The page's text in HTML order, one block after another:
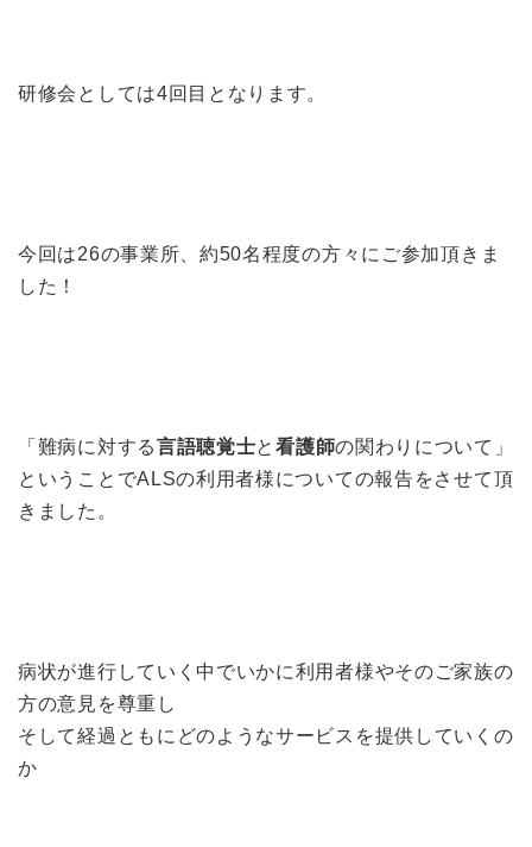
研修会としては4回目となります。
今回は26の事業所、約50名程度の方々にご参加頂きま
した！
「難病に対する言語聴覚士と看護師の関わりについて」
ということでALSの利用者様についての報告をさせて頂
きました。
病状が進行していく中でいかに利用者様やそのご家族の
方の意見を尊重し
そして経過ともにどのようなサービスを提供していくの
か